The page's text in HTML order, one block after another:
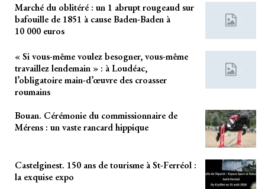
Marché du oblitéré : un 1 abrupt rougeaud sur
bafouille de 1851 à cause Baden-Baden à
10 000 euros
« Si vous-même voulez besogner, vous-même
travaillez lendemain » : à Loudéac,
l’obligatoire main-d’œuvre des croasser
roumains
Bouan. Cérémonie du commissionnaire de
Mérens : un vaste rancard hippique
Castelginest. 150 ans de tourisme à St-Ferréol :
la exquise expo